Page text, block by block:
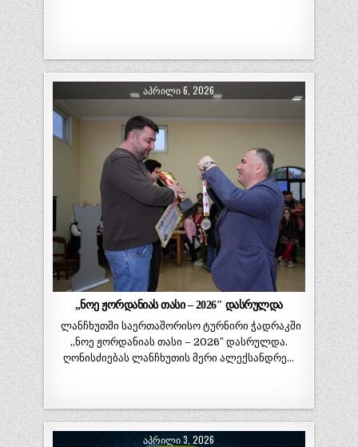
ᲐᲞᲠᲘᲚᲘ 6, 2026
„ნოე ჟორდანიას თასი – 2026″ დასრულდა
ლანჩხუთში საერთაშორისო ტურნირი ჭადრაკში
„ნოე ჟორდანიას თასი – 2026″ დასრულდა.
ღონისძიებას ლანჩხუთის მერი ალექსანდრე…
ᲐᲞᲠᲘᲚᲘ 3, 2026